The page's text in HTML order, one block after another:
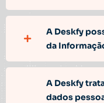
A Deskfy
da
A Deskfy
dados